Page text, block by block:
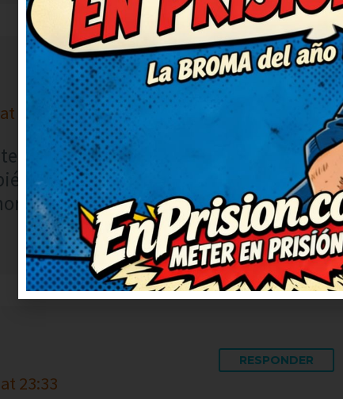
11:21
RESPONDER
Lo voy a compartir con mis amigos
Deberían hacer una serie solo con
mismo lo reenvío porque merece ser
23:33
RESPONDER